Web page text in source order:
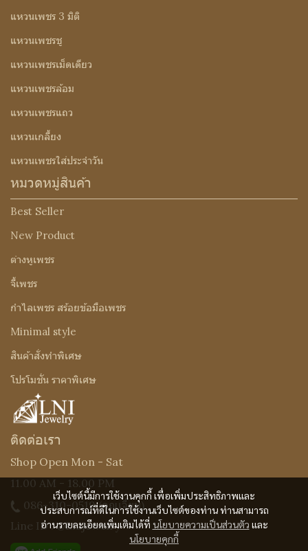
เว็บไซต์นี้มีการใช้งานคุกกี้ เพื่อเพิ่มประสิทธิภาพและ
ประสบการณ์ที่ดีในการใช้งานเว็บไซต์ของท่าน ท่านสามารถ
อ่านรายละเอียดเพิ่มเติมได้ที่ นโยบายความเป็นส่วนตัว และ
นโยบายคุกกี้
แหวนเพชร 3 มิติ
แหวนเพชรชู
แหวนเพชรเม็ดเดียว
แหวนเพชรล้อม
แหวนเพชรแถว
แหวนเกลี้ยง
แหวนเพชรใส่ประจำวัน
หมวดหมู่สินค้า
Best Seller
New Product
ต่างหูเพชร
จี้เพชร
กำไลเพชร สร้อยข้อมือเพชร
Minimal style
สินค้าสั่งทำพิเศษ
โปรโมชั่น ราคาพิเศษ
ติดต่อเรา
Shop Open Mon - Sat
11.00 AM - 18.00 PM
086-310-0519(คุณเจี๊ยบ)
Line ID : @Lnijewelry